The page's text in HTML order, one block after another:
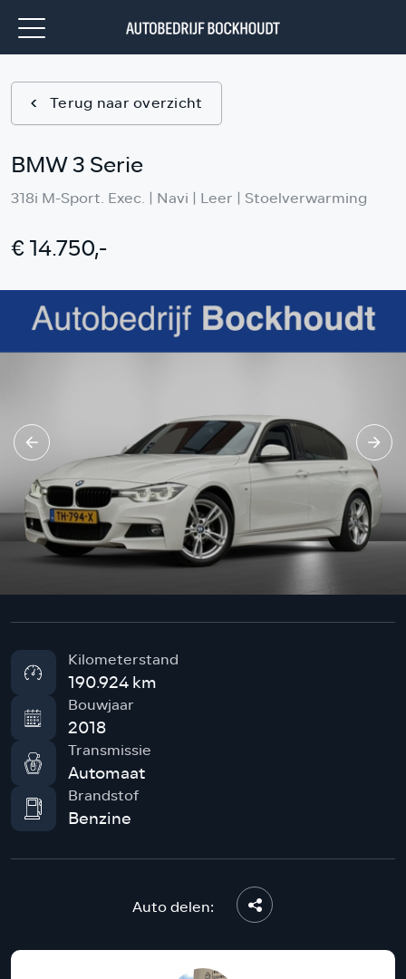
Terug naar overzicht
BMW 3 Serie
318i M-Sport. Exec. | Navi | Leer | Stoelverwarming
€ 14.750,-
Kilometerstand
190.924 km
Bouwjaar
2018
Transmissie
Automaat
Brandstof
Benzine
Auto delen: